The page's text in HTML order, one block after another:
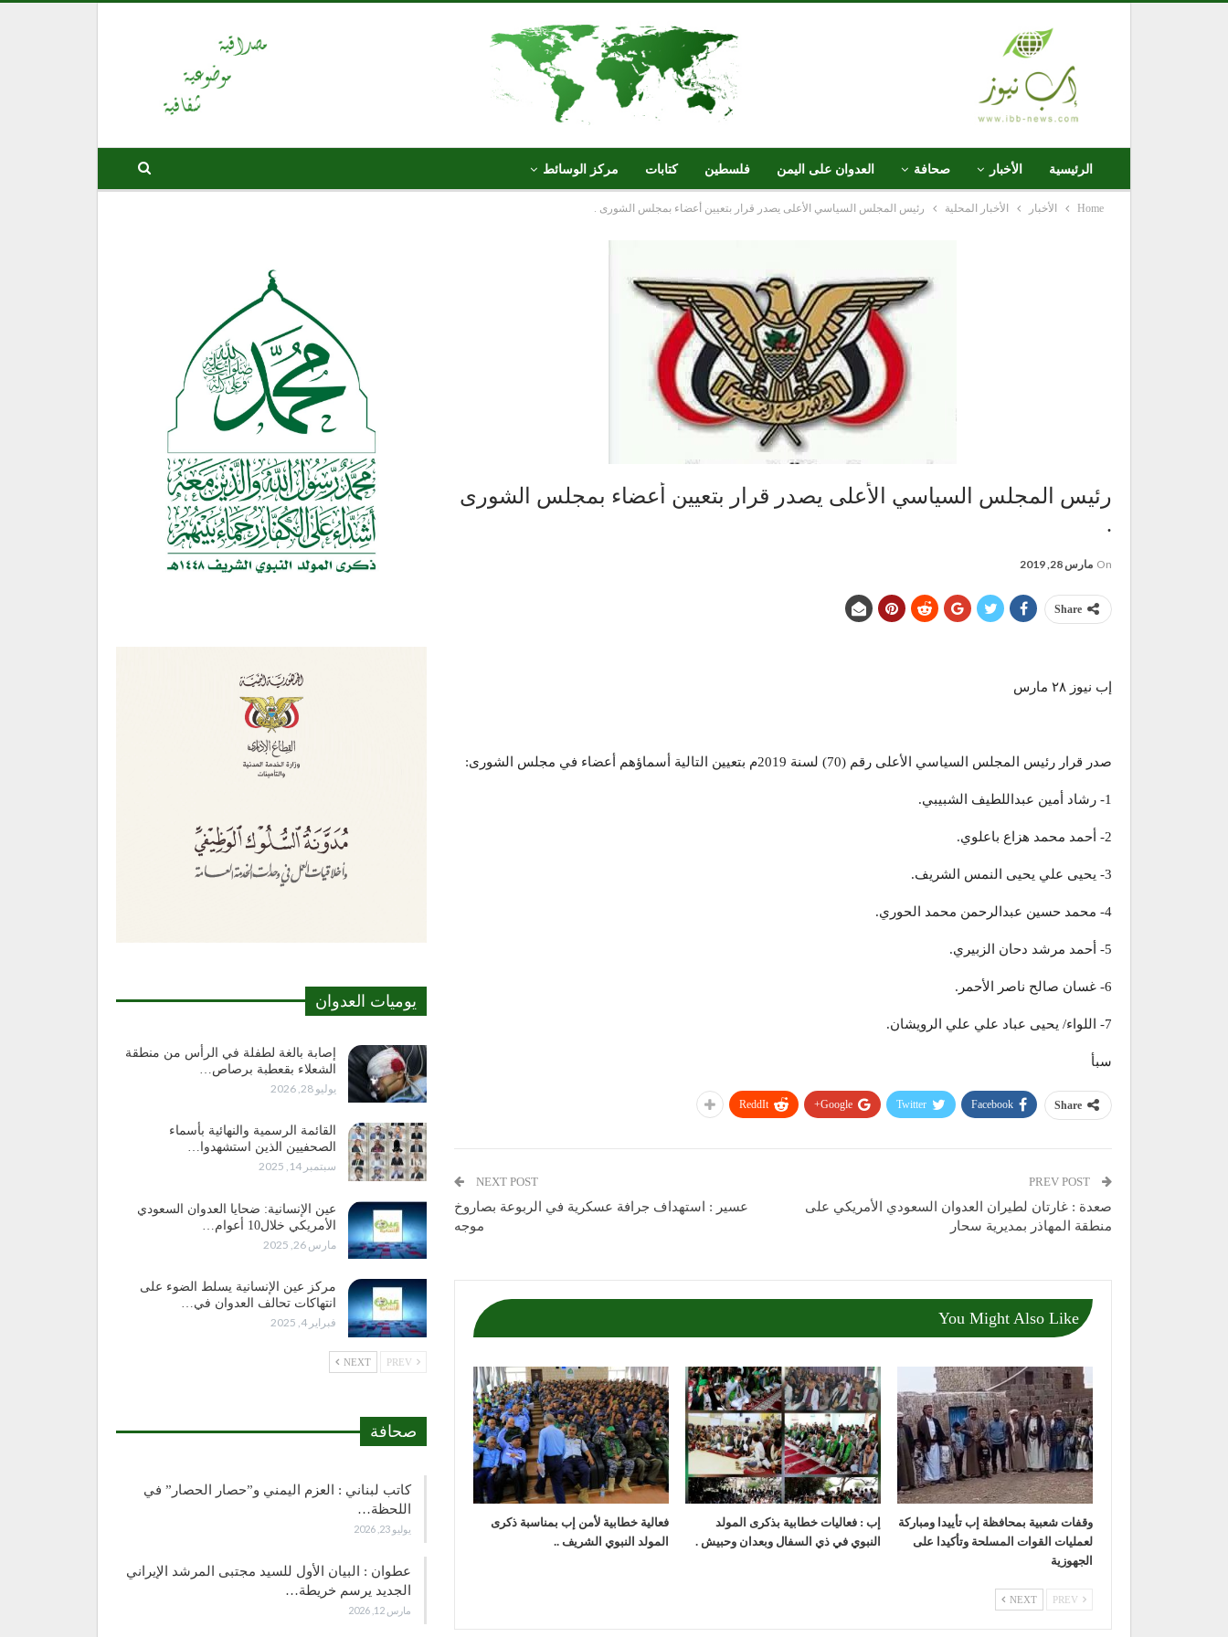
الرئيسية الأخبار صحافة العدوان على اليمن فلسطين كتابات مركز الوسائط
Home الأخبار الأخبار المحلية رئيس المجلس السياسي الأعلى يصدر قرار بتعيين أعضاء بمجلس الشورى .
رئيس المجلس السياسي الأعلى يصدر قرار بتعيين أعضاء بمجلس الشورى
.
On مارس 28, 2019
Share
إب نيوز ٢٨ مارس
صدر قرار رئيس المجلس السياسي الأعلى رقم (70) لسنة 2019م بتعيين التالية أسماؤهم أعضاء في مجلس الشورى:
1- رشاد أمين عبداللطيف الشبيبي.
2- أحمد محمد هزاع باعلوي.
3- يحيى علي يحيى النمس الشريف.
4- محمد حسين عبدالرحمن محمد الحوري.
5- أحمد مرشد دحان الزبيري.
6- غسان صالح ناصر الأحمر.
7- اللواء/ يحيى عباد علي علي الرويشان.
سبأ
Share
Facebook
Twitter
Google+
ReddIt
صعدة : غارتان لطيران العدوان السعودي الأمريكي على
منطقة المهاذر بمديرية سحار
NEXT POST
عسير : استهداف جرافة عسكرية في الربوعة بصاروخ
موجه
You Might Also Like
وقفات شعبية بمحافظة إب تأييدا ومباركة
لعمليات القوات المسلحة وتأكيدا على
الجهوزية
إب : فعاليات خطابية بذكرى المولد
النبوي في ذي السفال وبعدان وحبيش .
فعالية خطابية لأمن إب بمناسبة ذكرى
المولد النبوي الشريف ..
NEXT
يوميات العدوان
إصابة بالغة لطفلة في الرأس من منطقة
الشعلاء بقعطبة برصاص…
يوليو 28, 2026
القائمة الرسمية والنهائية بأسماء
الصحفيين الذين استشهدوا…
سبتمبر 14, 2025
عين الإنسانية: ضحايا العدوان السعودي
الأمريكي خلال10 أعوام…
مارس 26, 2025
مركز عين الإنسانية يسلط الضوء على
انتهاكات تحالف العدوان في…
فبراير 4, 2025
NEXT
صحافة
كاتب لبناني : العزم اليمني و”حصار الحصار” في
اللحظة…
يوليو 23, 2026
عطوان : البيان الأول للسيد مجتبى المرشد الإيراني
الجديد يرسم خريطة…
مارس 12, 2026